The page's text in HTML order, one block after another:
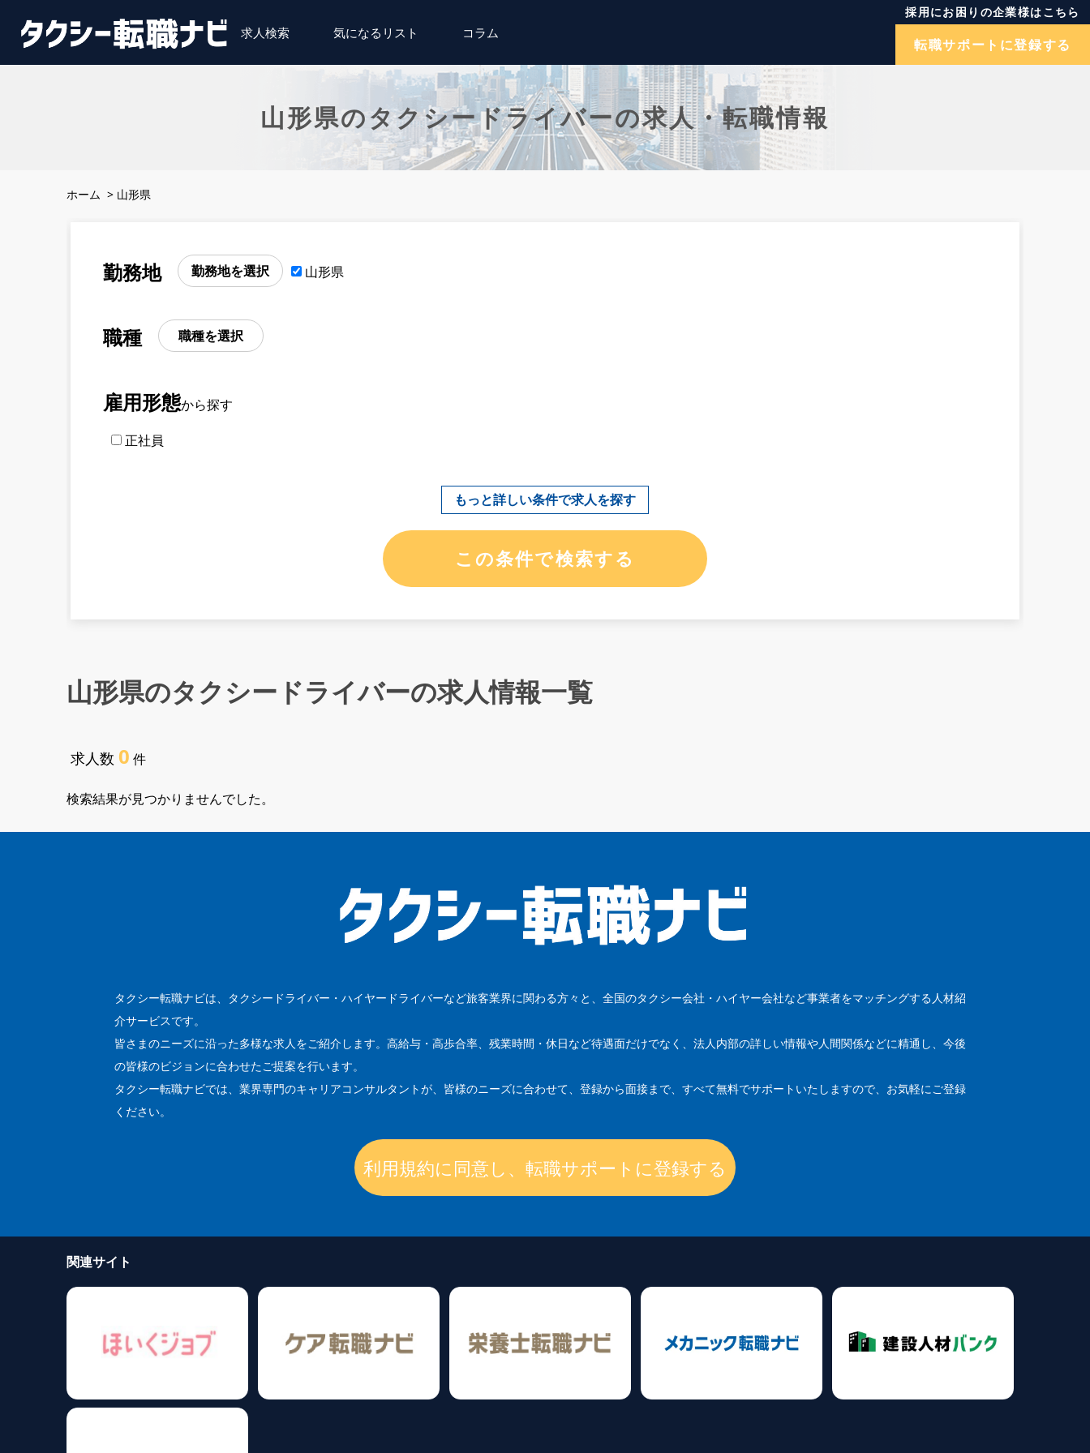
求人検索 気になるリスト コラム
採用にお困りの企業様はこちら
転職サポートに登録する
山形県のタクシードライバーの求人・転職情報
ホーム > 山形県
勤務地 勤務地を選択 山形県
職種 職種を選択
雇用形態から探す
正社員
山形県のタクシードライバーの求人情報一覧
求人数 0 件
検索結果が見つかりませんでした。
タクシー転職ナビは、タクシードライバー・ハイヤードライバーなど旅客業界に関わる方々と、全国のタクシー会社・ハイヤー会社など事業者をマッチングする人材紹
介サービスです。
皆さまのニーズに沿った多様な求人をご紹介します。高給与・高歩合率、残業時間・休日など待遇面だけでなく、法人内部の詳しい情報や人間関係などに精通し、今後
の皆様のビジョンに合わせたご提案を行います。
タクシー転職ナビでは、業界専門のキャリアコンサルタントが、皆様のニーズに合わせて、登録から面接まで、すべて無料でサポートいたしますので、お気軽にご登録
ください。
利用規約に同意し、転職サポートに登録する
関連サイト